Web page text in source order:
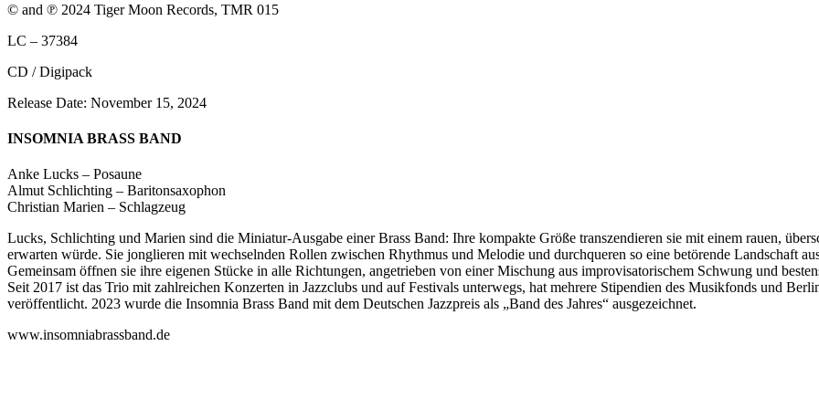
© and ℗ 2024 Tiger Moon Records, TMR 015
LC – 37384
CD / Digipack
Release Date: November 15, 2024
INSOMNIA BRASS BAND
Anke Lucks – Posaune
Almut Schlichting – Baritonsaxophon
Christian Marien – Schlagzeug
Lucks, Schlichting und Marien sind die Miniatur-Ausgabe einer Brass Band: Ihre kompakte Größe transzendieren sie mit einem rauen,
erwarten würde. Sie jonglieren mit wechselnden Rollen zwischen Rhythmus und Melodie und durchqueren so eine betörende Landschaft
Gemeinsam öffnen sie ihre eigenen Stücke in alle Richtungen, angetrieben von einer Mischung aus improvisatorischem Schwung und
Seit 2017 ist das Trio mit zahlreichen Konzerten in Jazzclubs und auf Festivals unterwegs, hat mehrere Stipendien des Musikfonds und
veröffentlicht. 2023 wurde die Insomnia Brass Band mit dem Deutschen Jazzpreis als „Band des Jahres“ ausgezeichnet.
www.insomniabrassband.de